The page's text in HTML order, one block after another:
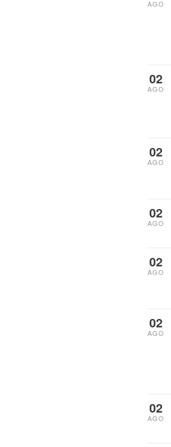
AGO
02
AGO
02
AGO
02
AGO
02
AGO
02
AGO
02
AGO